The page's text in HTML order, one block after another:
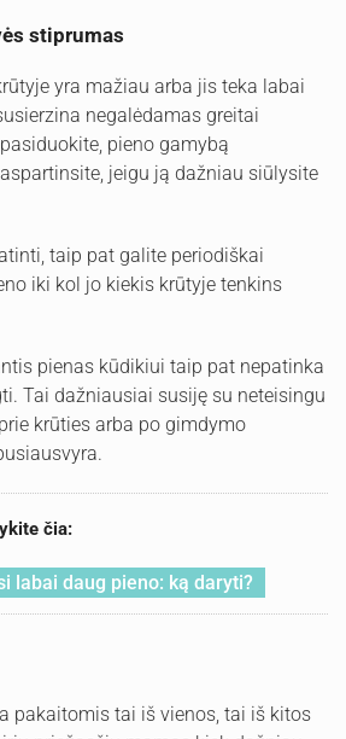
stiprumas
yra mažiau arba jis teka labai
negalėdamas greitai
pieno gamybą
jeigu ją dažniau siūlysite
taip pat galite periodiškai
iki kol jo kiekis krūtyje tenkins
pienas kūdikiui taip pat nepatinka
Tai dažniausiai susiję su neteisingu
krūties arba po gimdymo
čia:
labai daug pieno: ką daryti?
pakaitomis tai iš vienos, tai iš kitos